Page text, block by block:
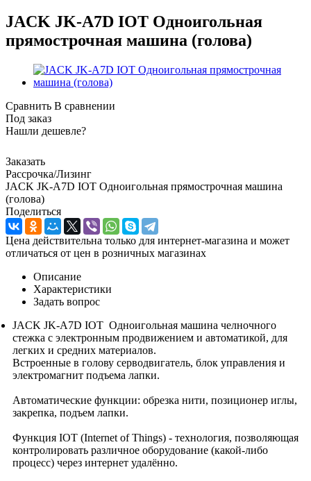
JACK JK-A7D IOT Одноигольная
прямострочная машина (голова)
Сравнить В сравнении
Под заказ
Нашли дешевле?
Заказать
Рассрочка/Лизинг
JACK JK-A7D IOT Одноигольная прямострочная машина
(голова)
Поделиться
Цена действительна только для интернет-магазина и может
отличаться от цен в розничных магазинах
Описание
Характеристики
Задать вопрос
JACK JK-A7D IOT Одноигольная машина челночного
стежка с электронным продвижением и автоматикой, для
легких и средних материалов.
Встроенные в голову серводвигатель, блок управления и
электромагнит подъема лапки.
Автоматические функции: обрезка нити, позиционер иглы,
закрепка, подъем лапки.
Функция IOT (Internet of Things) - технология, позволяющая
контролировать различное оборудование (какой-либо
процесс) через интернет удалённо.